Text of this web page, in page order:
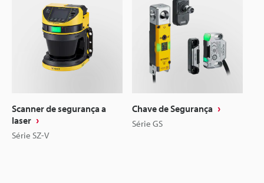
Scanner de segurança a
laser
Série SZ-V
Chave de Segurança
Série GS